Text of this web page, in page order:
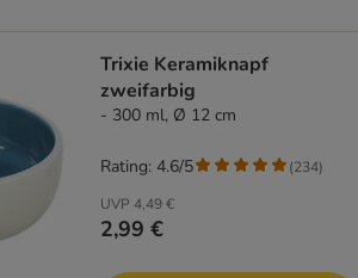
Trixie Keramiknapf
zweifarbig
- 300 ml, Ø 12 cm
UVP 4,49 €
2,99 €
Rating: 4.6/5 (234)